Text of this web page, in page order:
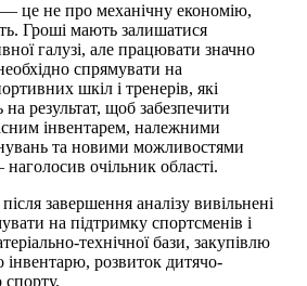
— це не про механічну економію,
Гроші мають залишатися
галузі, але працювати значно
спрямувати на
шкіл і тренерів, які
результат, щоб забезпечити
інвентарем, належними
та новими можливостями
очільник області.
завершення аналізу вивільнені
на підтримку спортсменів і
технічної бази, закупівлю
інвентарю, розвиток дитячо-